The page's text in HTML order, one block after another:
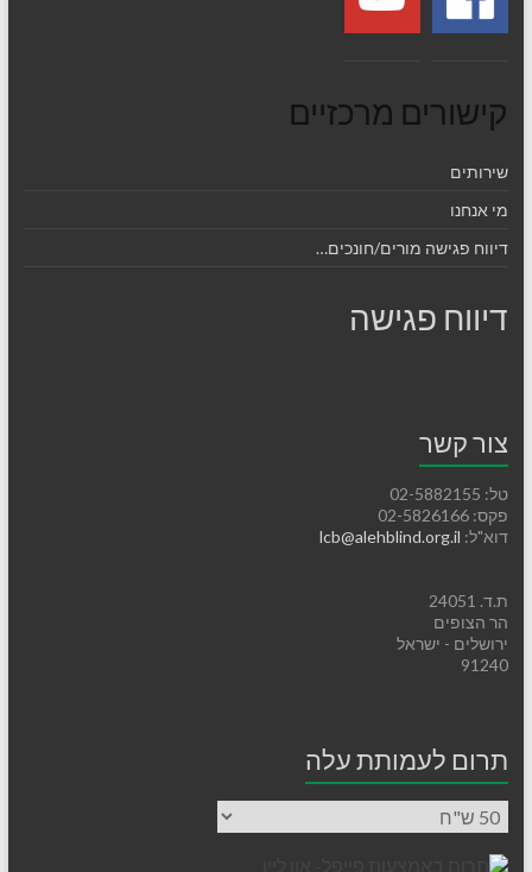
קישורים מרכזיים
שירותים
מי אנחנו
דיווח פגישה מורים/חונכים…
דיווח פגישה
צור קשר
טל: 02-5882155
פקס: 02-5826166
דוא"ל:
ת.ד. 24051
הר הצופים
ירושלים - ישראל
91240
תרום לעמותת עלה